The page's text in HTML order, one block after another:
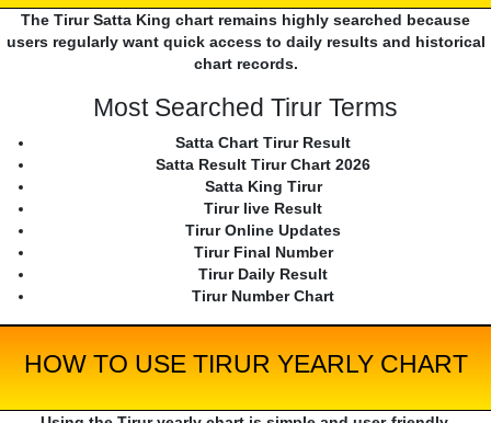
The Tirur Satta King chart remains highly searched because
users regularly want quick access to daily results and historical
chart records.
Most Searched Tirur Terms
Satta Chart Tirur Result
Satta Result Tirur Chart 2026
Satta King Tirur
Tirur live Result
Tirur Online Updates
Tirur Final Number
Tirur Daily Result
Tirur Number Chart
HOW TO USE TIRUR YEARLY CHART